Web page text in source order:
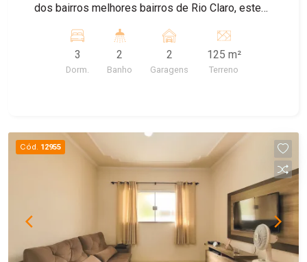
dos bairros melhores bairros de Rio Claro, este
família. Características do Imóvel: 3 quartos bem
distribuídos 2 banheiros modernos Garagem para
2 carros Distribuição dos Ambientes: Piso térreo:
industrial ideal para quem gosta de cozinhar em
grande estilo Piso superior dos fundos:
lavanderia espaçosa, com potencial para se
transformar em uma área gourmet perfeita para
receber amigos e familiares Diferenciais:
Localização privilegiada no Jardim das Palmeiras
Espaços versáteis que podem ser adaptados
conforme sua necessidade Estrutura ideal para
3
Dorm.
2
Banho
2
Garagens
125 m²
Terreno
Cód. 12955